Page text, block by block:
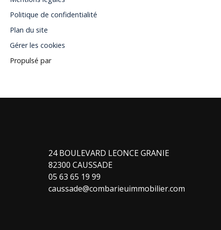
Politique de confidentialité
Plan du site
Gérer les cookies
Propulsé par
24 BOULEVARD LEONCE GRANIE
82300 CAUSSADE
05 63 65 19 99
caussade@combarieuimmobilier.com